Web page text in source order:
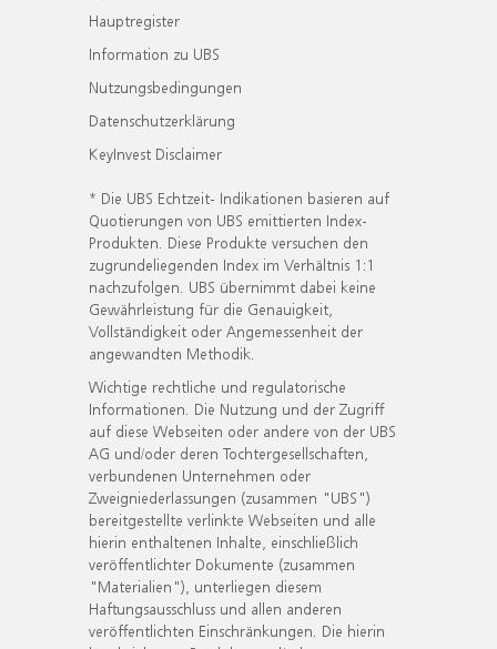
Hauptregister
Information zu UBS
Nutzungsbedingungen
Datenschutzerklärung
KeyInvest Disclaimer
* Die UBS Echtzeit- Indikationen basieren auf
Quotierungen von UBS emittierten Index-
Produkten. Diese Produkte versuchen den
zugrundeliegenden Index im Verhältnis 1:1
nachzufolgen. UBS übernimmt dabei keine
Gewährleistung für die Genauigkeit,
Vollständigkeit oder Angemessenheit der
angewandten Methodik.
Wichtige rechtliche und regulatorische
Informationen. Die Nutzung und der Zugriff
auf diese Webseiten oder andere von der UBS
AG und/oder deren Tochtergesellschaften,
verbundenen Unternehmen oder
Zweigniederlassungen (zusammen "UBS")
bereitgestellte verlinkte Webseiten und alle
hierin enthaltenen Inhalte, einschließlich
veröffentlichter Dokumente (zusammen
"Materialien"), unterliegen diesem
Haftungsausschluss und allen anderen
veröffentlichten Einschränkungen. Die hierin